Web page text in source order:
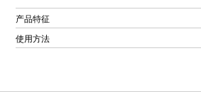
产品特征
使用方法